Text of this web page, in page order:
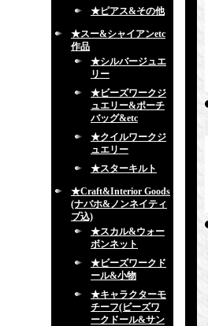
★ピアス&その他
★スー&シャイアンetc
作品
★シルバージュエ
リー
★ビーズワークジ
ュエリー&ポーチ
バッグ&etc
★クイルワークジ
ュエリー
★スターキルト
★Craft&Interior Goods
(ナバホ&ノンネイティ
ブ込)
★スカル&ウォー
ボンネット
★ビーズワークド
ール&小物
★キャラクターモ
チーフ(ビーズワ
ークドール&サン